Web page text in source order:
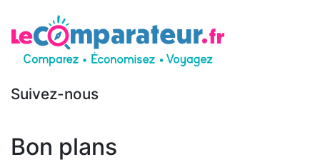
Suivez-nous
Bon plans